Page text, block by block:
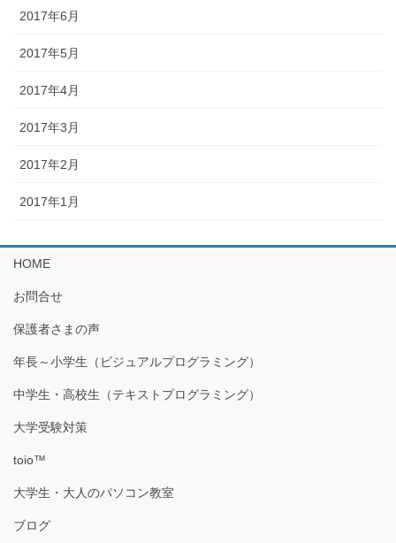
2017年6月
2017年5月
2017年4月
2017年3月
2017年2月
2017年1月
HOME
お問合せ
保護者さまの声
年長～小学生（ビジュアルプログラミング）
中学生・高校生（テキストプログラミング）
大学受験対策
toio™
大学生・大人のパソコン教室
ブログ